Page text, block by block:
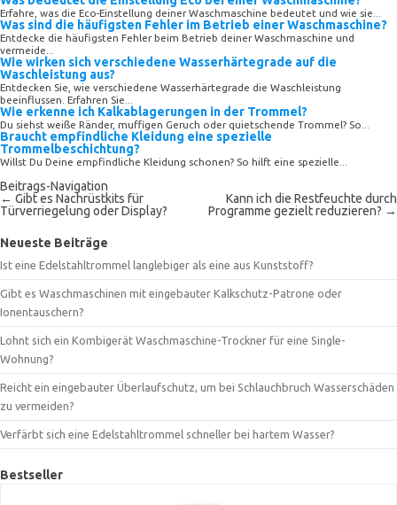
Erfahre, was die Eco-Einstellung deiner Waschmaschine bedeutet und wie sie...
Was sind die häufigsten Fehler im Betrieb einer Waschmaschine?
Entdecke die häufigsten Fehler beim Betrieb deiner Waschmaschine und
vermeide...
Wie wirken sich verschiedene Wasserhärtegrade auf die
Waschleistung aus?
Entdecken Sie, wie verschiedene Wasserhärtegrade die Waschleistung
beeinflussen. Erfahren Sie...
Wie erkenne ich Kalkablagerungen in der Trommel?
Du siehst weiße Ränder, muffigen Geruch oder quietschende Trommel? So...
Braucht empfindliche Kleidung eine spezielle
Trommelbeschichtung?
Willst Du Deine empfindliche Kleidung schonen? So hilft eine spezielle...
Beitrags-Navigation
← Gibt es Nachrüstkits für
Türverriegelung oder Display?
Kann ich die Restfeuchte durch
Programme gezielt reduzieren? →
Neueste Beiträge
Ist eine Edelstahltrommel langlebiger als eine aus Kunststoff?
Gibt es Waschmaschinen mit eingebauter Kalkschutz-Patrone oder
Ionentauschern?
Lohnt sich ein Kombigerät Waschmaschine-Trockner für eine Single-
Wohnung?
Reicht ein eingebauter Überlaufschutz, um bei Schlauchbruch Wasserschäden
zu vermeiden?
Verfärbt sich eine Edelstahltrommel schneller bei hartem Wasser?
Bestseller